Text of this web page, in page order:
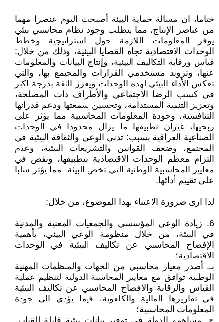
ختاما، ان مسالة حماية البيئة أصبحت اليوم عنصرا مهما
من عناصر الإنتاج، مما يتطلب وجود نظام محاسبي بيئي
يوفر المعلومات اللازمة حول استراتيجية وخطط
الوحدات الاقتصادية تجاه القضايا البيئية، وذلك من خلال:
قياس ورقابة التكاليف البيئية، وإنتاج البيانات والمعلومات
عنها، وتزويد مستخدمي القرارات والمجتمع بها، والتي
تعكس الأداء البيئي لهذه الوحدات ويعزز الثقة بدرجة اكبر
في كسب الرضا الاجتماعي والأطراف ذات المصلحة،
وتعزيز التنمية المستدامة، وتحسين سمعتها ودعم قدراتها
التنافسية، وجودة المعلومات المحاسبية مما يؤثر على
ربحيها، غيران تطبيقها ما يزال محدودا في الوحدات
الصناعية العراقية بسبب: تدني الوعي والثقافة البيئية في
المجتمع، وضعف القوانين والتشريعات البيئية، وعدم
التزام معظم الوحدات الاقتصادية بتطبيقها، ونقص في
معايير المحاسبية الوطنية التي تخص البيئة، مما يؤثر سلبا
على تقييم أدائها.
لذا ارى ضرورة الاعتناء بهذا الموضوع، من خلال:
6. زيادة الوعي المؤسسي والجمعيات المعنية والمدنية
في البيئة، من خلال منظومة الوعي البيئي، بأهمية
الإفصاح المحاسبي عن تكاليف البيئية في الوحدات
الاقتصادية؛
بـ. أصدر معيار محاسبي من الجهات والمنظمات المهنية
الوطنية توافق مع معايير المحاسبة الدولية لتنظيم عملية
القياس والرقابة والافصاح المحاسبي عن تكاليف البيئية
في تقاريرها المالية والكلفوية، فيما يؤدي الى جودة
المعلومات المحاسبية؛